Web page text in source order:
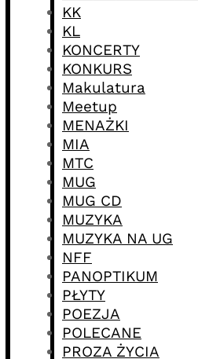
KK
KL
KONCERTY
KONKURS
Makulatura
Meetup
MENAŻKI
MIA
MTC
MUG
MUG CD
MUZYKA
MUZYKA NA UG
NFF
PANOPTIKUM
PŁYTY
POEZJA
POLECANE
PROZA ŻYCIA